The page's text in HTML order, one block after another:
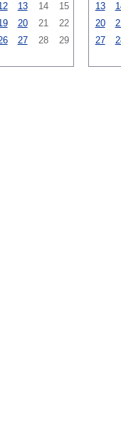
13 14
15
20 21
22
27 28
29
13
20
27